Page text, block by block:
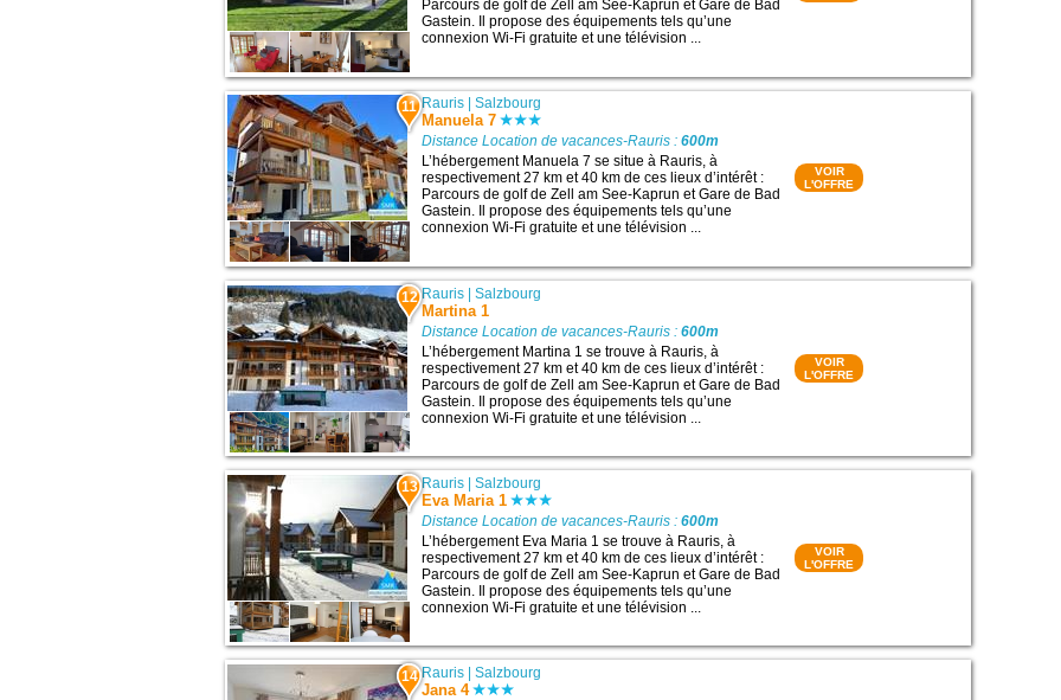
Parcours de golf de Zell am See-Kaprun et Gare de Bad
Gastein. Il propose des équipements tels qu’une
connexion Wi-Fi gratuite et une télévision ...
11 Rauris |Salzbourg
Manuela 7
Distance Location de vacances-Rauris :600m
L’hébergement Manuela 7 se situe à Rauris, à
respectivement 27 km et 40 km de ces lieux d’intérêt :
Parcours de golf de Zell am See-Kaprun et Gare de Bad
Gastein. Il propose des équipements tels qu’une
connexion Wi-Fi gratuite et une télévision ...
VOIR
L'OFFRE
12 Rauris |Salzbourg
Martina 1
Distance Location de vacances-Rauris :600m
L’hébergement Martina 1 se trouve à Rauris, à
respectivement 27 km et 40 km de ces lieux d’intérêt :
Parcours de golf de Zell am See-Kaprun et Gare de Bad
Gastein. Il propose des équipements tels qu’une
connexion Wi-Fi gratuite et une télévision ...
VOIR
L'OFFRE
13 Rauris |Salzbourg
Eva Maria 1
Distance Location de vacances-Rauris :600m
L’hébergement Eva Maria 1 se trouve à Rauris, à
respectivement 27 km et 40 km de ces lieux d’intérêt :
Parcours de golf de Zell am See-Kaprun et Gare de Bad
Gastein. Il propose des équipements tels qu’une
connexion Wi-Fi gratuite et une télévision ...
VOIR
L'OFFRE
14 Rauris |Salzbourg
Jana 4